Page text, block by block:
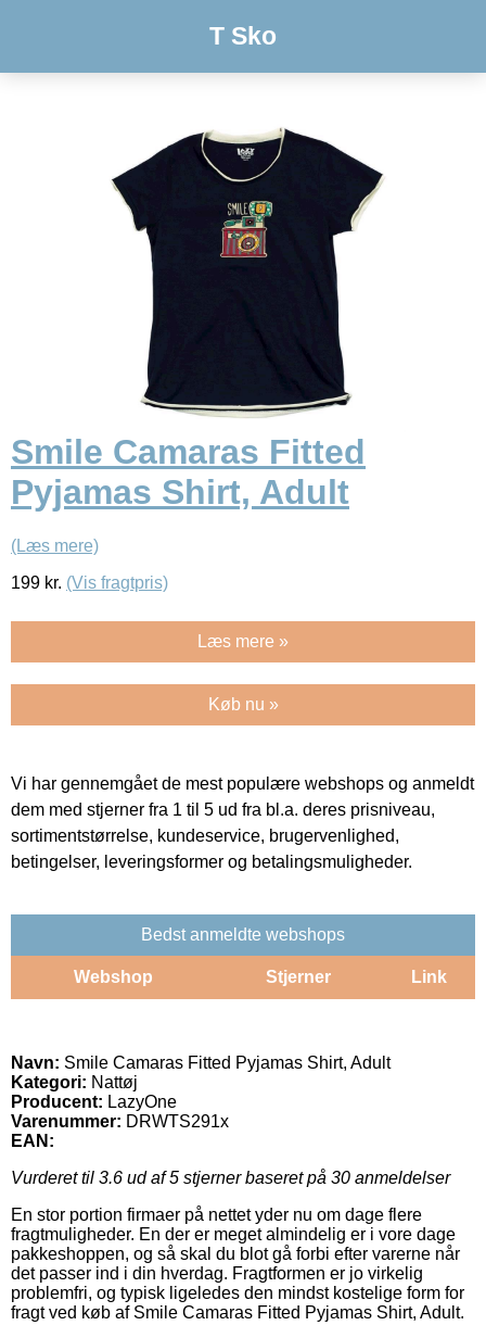
T Sko
Smile Camaras Fitted
Pyjamas Shirt, Adult
(Læs mere)
199 kr. (Vis fragtpris)
Læs mere »
Køb nu »
Vi har gennemgået de mest populære webshops og anmeldt
dem med stjerner fra 1 til 5 ud fra bl.a. deres prisniveau,
sortimentstørrelse, kundeservice, brugervenlighed,
betingelser, leveringsformer og betalingsmuligheder.
Bedst anmeldte webshops
Webshop Stjerner Link
Navn: Smile Camaras Fitted Pyjamas Shirt, Adult
Kategori: Nattøj
Producent: LazyOne
Varenummer: DRWTS291x
EAN:
Vurderet til 3.6 ud af 5 stjerner baseret på 30 anmeldelser
En stor portion firmaer på nettet yder nu om dage flere
fragtmuligheder. En der er meget almindelig er i vore dage
pakkeshoppen, og så skal du blot gå forbi efter varerne når
det passer ind i din hverdag. Fragtformen er jo virkelig
problemfri, og typisk ligeledes den mindst kostelige form for
fragt ved køb af Smile Camaras Fitted Pyjamas Shirt, Adult.